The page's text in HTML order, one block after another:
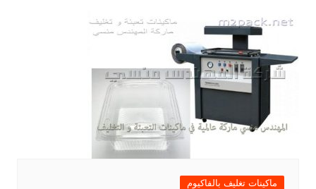
ماكينات تغليف بالفاكيوم